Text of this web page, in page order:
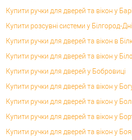
Купити ручки для дверей та вікон у Барі
Купити розсувні системи у Білгород-
Купити ручки для дверей та вікон в
Купити ручки для дверей та вікон у
Купити ручки для дверей у Бобровиці
Купити ручки для дверей та вікон у
Купити ручки для дверей та вікон у
Купити ручки для дверей та вікон у
Купити ручки для дверей та вікон у